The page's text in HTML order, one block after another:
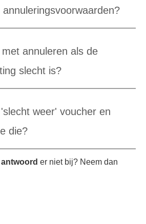
annuleren als de
slecht is?
weer' voucher en
die?
er niet bij? Neem dan